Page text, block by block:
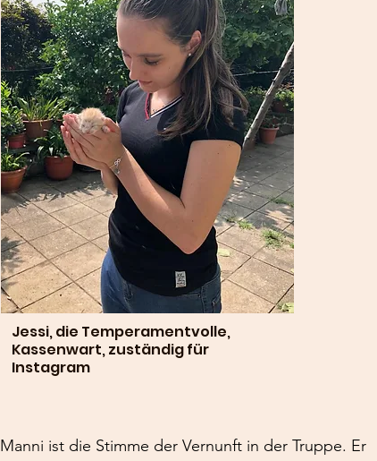
Jessi, die Temperamentvolle,
Kassenwart, zuständig für
Instagram
Manni ist die Stimme der Vernunft in der Truppe. Er